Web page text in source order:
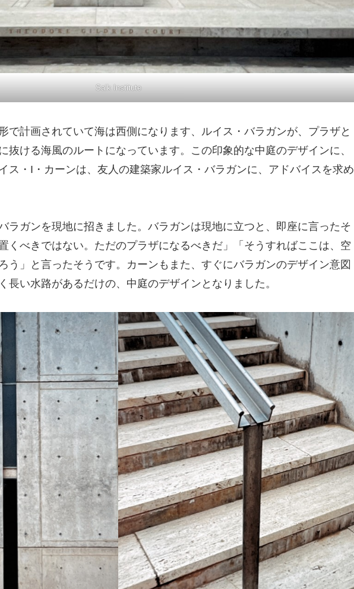
Salk Institute
で計画されていて海は西側になります、ルイス・バラガンが、プラザと
抜ける海風のルートになっています。この印象的な中庭のデザインに、
ス・I・カーンは、友人の建築家ルイス・バラガンに、アドバイスを求め
ラガンを現地に招きました。バラガンは現地に立つと、即座に言ったそ
くべきではない。ただのプラザになるべきだ」「そうすればここは、空
う」と言ったそうです。カーンもまた、すぐにバラガンのデザイン意図
長い水路があるだけの、中庭のデザインとなりました。